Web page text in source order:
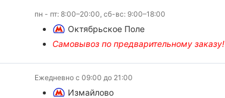
пн - пт: 8:00–20:00, сб-вс: 9:00–18:00
Октябрьское Поле
Самовывоз по предварительному заказу!
Ежедневно с 09:00 до 21:00
Измайлово